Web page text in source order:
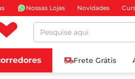
Nossas Lojas Novidades
Pesquise aqui
Frete Grátis